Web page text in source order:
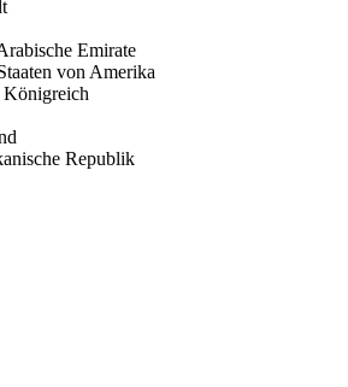
Emirate
von Amerika
Königreich
Republik